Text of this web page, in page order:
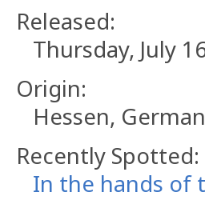
Released:
Thursday, July
Origin:
Hessen,
Recently Spotted:
In the hands of